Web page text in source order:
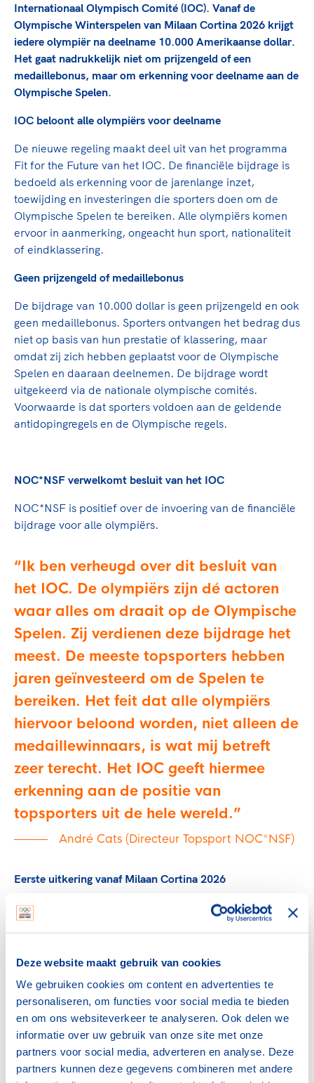
Deze website maakt gebruik van cookies
We gebruiken cookies om content en advertenties te
personaliseren, om functies voor social media te bieden
en om ons websiteverkeer te analyseren. Ook delen we
informatie over uw gebruik van onze site met onze
partners voor social media, adverteren en analyse. Deze
partners kunnen deze gegevens combineren met andere
Nieuwspagina
Columns
Sport verenigt. Op sportclubs, pleintjes, tijdens
een rondje fietsen, door samen te skaten of naar
de sportschool te gaan. Door samen te juichen
voor Sifan Hassan, Rico Verhoeven, Diede de
Groot en het Nederlands Elftal. Of met trots te
genieten van de karatewedstrijd van je dochter,
de halve marathon van je moeder of de
hockeywedstrijd van je buurjongen.
Clubacties
Handboek Wet- en Regelgeving
Opleidingen en trainingen
High5 Stappenplan
Ruimte voor sport
Beroepskrachten
Samen voor een veilige
sportomgeving
Voor welk gedrag staat de club? Wat mag wel
langs de lijn, in de kleedkamer, kantine en online?
hier richting aan en is dus een belangrijk
onderdeel van het clubbeleid rondom gewenst en
ongewenst gedrag.
Lees verder
Topsportbeleid
Topsportfinanciering
Maatschappelijke waarde topsport
Top teamsportcompetities
De TeamNL Academie
De TeamNL Academie biedt een leer- en
ontwikkelprogramma voor de volgende functies
binnen TeamNL programma's: experts, coaches,
bestuurders, (technisch) directeuren, managers en
toekomstig kader.
Lees verder
Internationaal Olympisch Comité (IOC). Vanaf de
Olympische Winterspelen van Milaan Cortina 2026 krijgt
iedere olympiër na deelname 10.000 Amerikaanse dollar.
Het gaat nadrukkelijk niet om prijzengeld of een
medaillebonus, maar om erkenning voor deelname aan de
Olympische Spelen.
IOC beloont alle olympiërs voor deelname
De nieuwe regeling maakt deel uit van het programma
Fit for the Future van het IOC. De financiële bijdrage is
bedoeld als erkenning voor de jarenlange inzet,
toewijding en investeringen die sporters doen om de
Olympische Spelen te bereiken. Alle olympiërs komen
ervoor in aanmerking, ongeacht hun sport, nationaliteit
of eindklassering.
Geen prijzengeld of medaillebonus
De bijdrage van 10.000 dollar is geen prijzengeld en ook
geen medaillebonus. Sporters ontvangen het bedrag dus
niet op basis van hun prestatie of klassering, maar
omdat zij zich hebben geplaatst voor de Olympische
Spelen en daaraan deelnemen. De bijdrage wordt
uitgekeerd via de nationale olympische comités.
Voorwaarde is dat sporters voldoen aan de geldende
antidopingregels en de Olympische regels.
NOC*NSF verwelkomt besluit van het IOC
NOC*NSF is positief over de invoering van de financiële
bijdrage voor alle olympiërs.
Ik ben verheugd over dit besluit van
het IOC. De olympiërs zijn dé actoren
waar alles om draait op de Olympische
Spelen. Zij verdienen deze bijdrage het
meest. De meeste topsporters hebben
jaren geïnvesteerd om de Spelen te
bereiken. Het feit dat alle olympiërs
hiervoor beloond worden, niet alleen de
medaillewinnaars, is wat mij betreft
zeer terecht. Het IOC geeft hiermee
erkenning aan de positie van
topsporters uit de hele wereld.
André Cats (Directeur Topsport NOC*NSF)
Eerste uitkering vanaf Milaan Cortina 2026
De eerste sporters die gebruik kunnen maken van de
nieuwe regeling zijn de deelnemers aan de Olympische
financiële bijdrage ook voor alle toekomstige edities van
olympische cyclus naar verwachting ongeveer 14.000
olympiërs in aanmerking voor de bijdrage van 10.000
Amerikaanse dollar. Daarmee onderstreept het IOC dat
deelname aan de Olympische Spelen op zichzelf al een
uitzonderlijke sportieve prestatie is die erkenning
verdient.